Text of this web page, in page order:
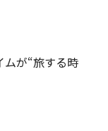
ムが“旅する時